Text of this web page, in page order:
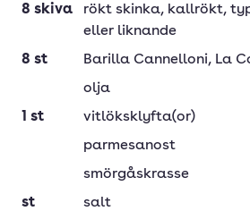
8 skiva rökt skinka, kallrökt,
eller liknande
8 st Barilla Cannelloni, La
olja
1 st
vitlöksklyfta(or)
parmesanost
smörgåskrasse
st
salt